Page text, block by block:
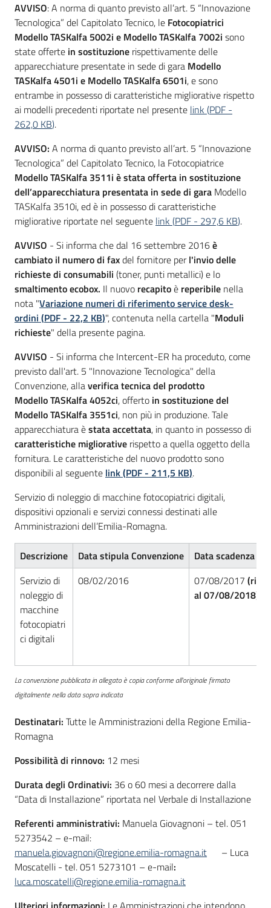
English
site
Seguici
su
AVVISO: A norma di quanto previsto all’art. 5 “Innovazione
Tecnologica” del Capitolato Tecnico, le Fotocopiatrici
Modello TASKalfa 5002i e Modello TASKalfa 7002i sono
state offerte in sostituzione rispettivamente delle
apparecchiature presentate in sede di gara Modello
TASKalfa 4501i e Modello TASKalfa 6501i, e sono
entrambe in possesso di caratteristiche migliorative rispetto
ai modelli precedenti riportate nel presente link (PDF -
262,0 KB).
AVVISO: A norma di quanto previsto all’art. 5 “Innovazione
Tecnologica” del Capitolato Tecnico, la Fotocopiatrice
Modello TASKalfa 3511i è stata offerta in sostituzione
dell’apparecchiatura presentata in sede di gara Modello
TASKalfa 3510i, ed è in possesso di caratteristiche
migliorative riportate nel seguente link (PDF - 297,6 KB).
AVVISO - Si informa che dal 16 settembre 2016è
cambiato il numero di faxdel fornitore perl'invio delle
richieste di consumabili (toner, punti metallici) e lo
smaltimento ecobox. Il nuovo recapitoè reperibile nella
nota "Variazione numeri di riferimento service desk-
ordini (PDF - 22,2 KB)", contenuta nella cartella "Moduli
richieste" della presente pagina.
AVVISO - Si informa che Intercent-ER ha proceduto, come
previsto dall'art. 5 "Innovazione Tecnologica" della
Convenzione, allaverifica tecnica del prodotto
Modello TASKalfa 4052ci, offerto in sostituzione del
Modello TASKalfa 3551ci, non più in produzione. Tale
apparecchiatura èstata accettata, in quanto in possesso di
caratteristiche migliorative rispetto a quella oggetto della
fornitura. Le caratteristiche del nuovo prodotto sono
disponibili al seguente link(PDF - 211,5 KB).
Servizio di noleggio di macchine fotocopiatrici digitali,
dispositivi opzionali e servizi connessi destinati alle
Amministrazioni dell’Emilia-Romagna.
Descrizione Data stipula Convenzione
Data scadenza
Servizio di
noleggio di
macchine
fotocopiatri
ci digitali
08/02/2016 07/08/2017
al 07/08/2018)
La convenzione pubblicata in allegato è copia conforme all'originale firmato
digitalmente nella data sopra indicata
Destinatari: Tutte le Amministrazioni della Regione Emilia-
Romagna
Possibilità di rinnovo: 12 mesi
Durata degli Ordinativi: 36 o 60 mesi a decorrere dalla
“Data di Installazione” riportata nel Verbale di Installazione
Referenti amministrativi: Manuela Giovagnoni – tel. 051
5273542 – e-mail:
manuela.giovagnoni@regione.emilia-romagna.it
– Luca
Moscatelli - tel. 051 5273101 – e-mail:
luca.moscatelli@regione.emilia-romagna.it